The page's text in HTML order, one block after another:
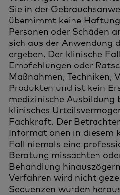
Sie in der
übernimmt keine
Personen oder Schäden
sich aus der Anwendung
ergeben. Der klinische
Empfehlungen oder
Maßnahmen, Techniken,
Produkten und ist kein
medizinische Ausbildung
klinisches
Fachkraft. Der
Informationen in diesem
Fall niemals eine
Beratung missachten
Behandlung
Verfahren wird nicht
Sequenzen wurden